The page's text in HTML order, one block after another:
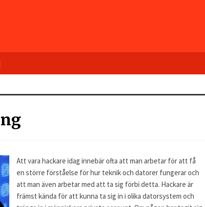
Att vara hackare idag innebär ofta att man arbetar för att få
en större förståelse för hur teknik och datorer fungerar och
att man även arbetar med att ta sig förbi detta. Hackare är
främst kända för att kunna ta sig in i olika datorsystem och